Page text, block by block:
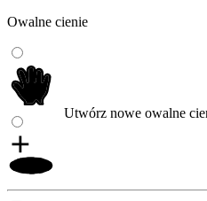
Owalne cienie
Utwórz nowe owalne